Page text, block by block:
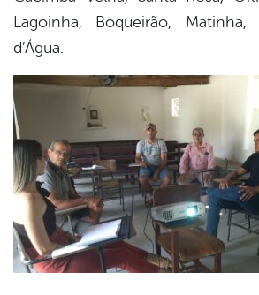
Lagoinha, Boqueirão,
d’Água.